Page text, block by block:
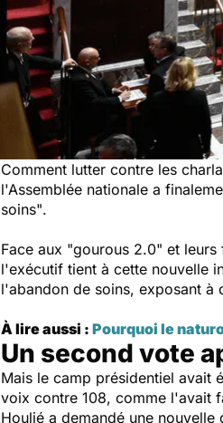
Comment lutter contre les
l'Assemblée nationale a
soins".
Face aux "gourous 2.0" et leurs
l'exécutif tient à cette nouvelle
l'abandon de soins, exposant à
À lire aussi : Pourquoi le
Un second vote
Mais le camp présidentiel avait
voix contre 108, comme l'avait
Houlié a demandé une